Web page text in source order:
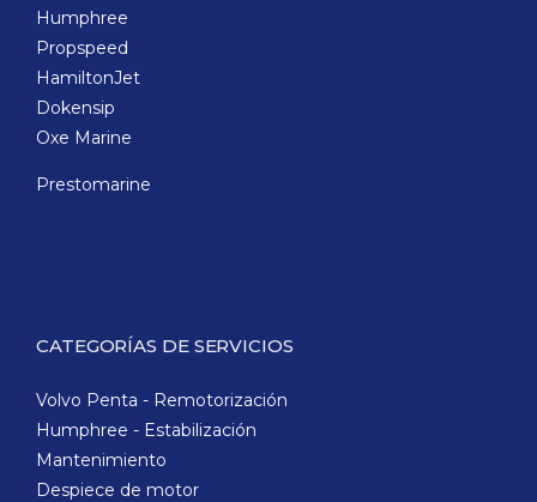
Humphree
Propspeed
HamiltonJet
Dokensip
Oxe Marine
Prestomarine
CATEGORÍAS DE SERVICIOS
Volvo Penta - Remotorización
Humphree - Estabilización
Mantenimiento
Despiece de motor